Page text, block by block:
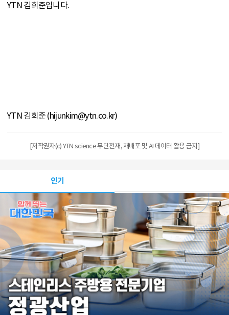
YTN 김희준입니다.
YTN 김희준 (hijunkim@ytn.co.kr)
[저작권자(c) YTN science 무단전재, 재배포 및 AI 데이터 활용 금지]
인기